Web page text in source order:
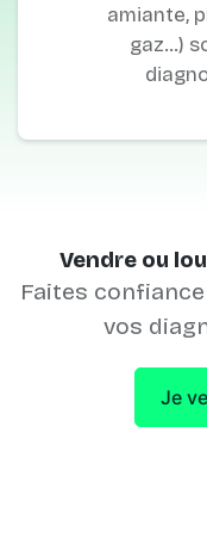
amiante,
gaz…)
Vendre ou
Faites
vos
Je